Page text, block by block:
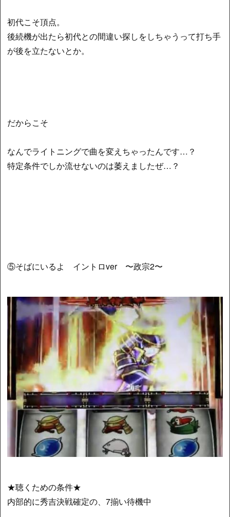
初代こそ頂点。
後続機が出たら初代との間違い探しをしちゃうって打ち手
が後を立たないとか。
だからこそ
なんでライトニングで曲を変えちゃったんです…？
特定条件でしか流せないのは萎えましたぜ…？
⑤そばにいるよ イントロver 〜政宗2〜
★聴くための条件★
内部的に秀吉決戦確定の、7揃い待機中